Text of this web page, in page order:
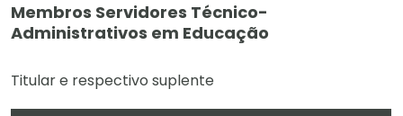
Membros Servidores Técnico-
Administrativos em Educação
Titular e respectivo suplente